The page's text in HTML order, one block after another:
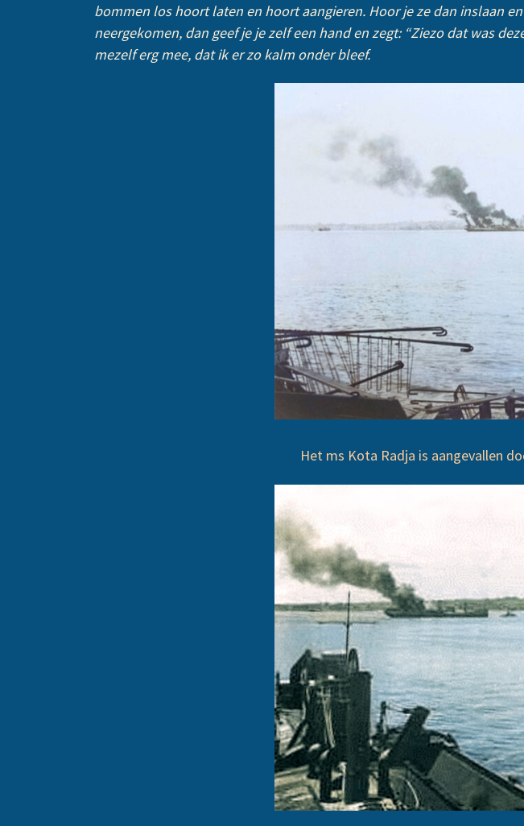
bommen los hoort laten en hoort aangieren. Hoor je ze dan inslaan
neergekomen, dan geef je je zelf een hand en zegt: “Ziezo dat was
mezelf erg mee, dat ik er zo kalm onder bleef.
Het ms Kota Radja is aangevallen